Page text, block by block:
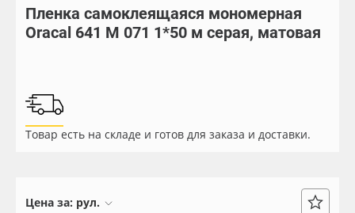
Каталог
Бренды
Доставка
Весь каталог
Самоклеящиеся плёнки
Листовые материалы
Пленка самоклеящаяся мономерная
Oracal 641 M 071 1*50 м серая, матовая
Товар есть на складе и готов для заказа и доставки.
Цена за: рул.